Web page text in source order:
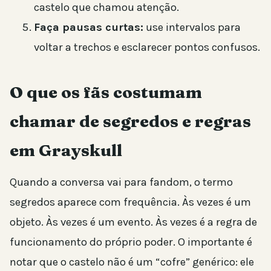
castelo que chamou atenção.
Faça pausas curtas: use intervalos para
voltar a trechos e esclarecer pontos confusos.
O que os fãs costumam
chamar de segredos e regras
em Grayskull
Quando a conversa vai para fandom, o termo
segredos aparece com frequência. Às vezes é um
objeto. Às vezes é um evento. Às vezes é a regra de
funcionamento do próprio poder. O importante é
notar que o castelo não é um “cofre” genérico: ele